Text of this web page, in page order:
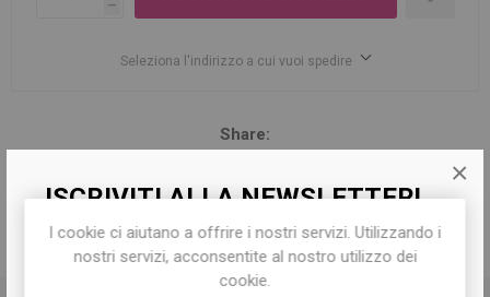
ISCRIVITI ALLA NEWSLETTER!
Iscriviti per conoscere le nostre ultime
offerte e ricevere il10% di sconto
×
h
Seleziona l'indirizzo a cui vuoi spedire
Share:
DESCRIZIONE
I cookie ci aiutano a offrire i nostri servizi. Utilizzando i
nostri servizi, acconsentite al nostro utilizzo dei
cookie.